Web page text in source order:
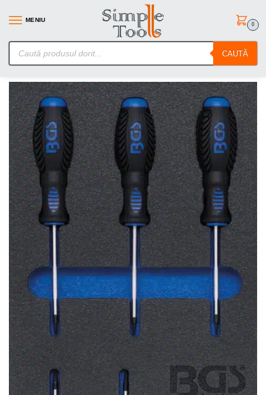
MENIU
CAUTĂ
0
SimpleTools.ro – Gasesti orice – Comanzi simplu
Prima pagină
Scule de mana Truse Scule Echipare pentru dulap 1/3, surubelnite torx, T6-T10, BGS 4076